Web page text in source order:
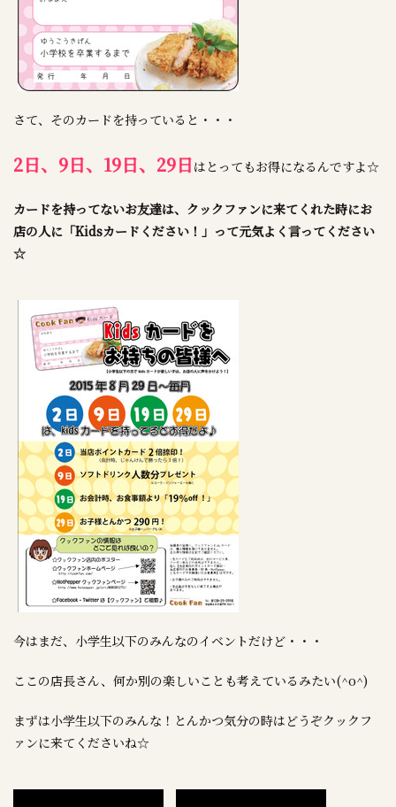
さて、そのカードを持っていると・・・
2日、9日、19日、29日はとってもお得になるんですよ☆
カードを持ってないお友達は、クックファンに来てくれた時にお
店の人に「Kidsカードください！」って元気よく言ってください
☆
今はまだ、小学生以下のみんなのイベントだけど・・・
ここの店長さん、何か別の楽しいことも考えているみたい(^o^)
まずは小学生以下のみんな！とんかつ気分の時はどうぞクックフ
ァンに来てくださいね☆